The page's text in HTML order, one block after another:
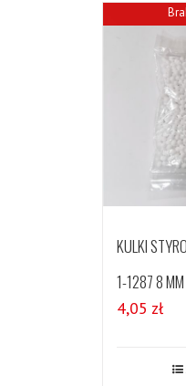
KULKI
1-1287 8 MM
4,05 zł